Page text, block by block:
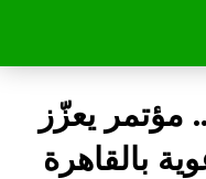
مؤتمر يعزّز
بالقاهرة